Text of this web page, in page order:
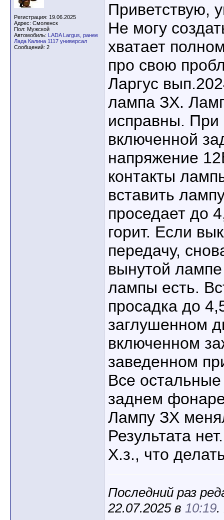
Регистрация: 19.06.2025
Адрес: Смоленск
Пол: Мужской
Автомобиль: LADA Largus, ранее
Лада Калина 1117 универсал
Сообщений: 2
Приветствую,
Не могу
хватает
про свою
Ларгус
лампа ЗХ.
исправны.
включенной
напряжение
контакты
вставить
проседает до
горит. Если
передачу,
вынутой
лампы есть.
просадка до
заглушенном
включенном
заведенном
Все
заднем
Лампу ЗХ
Результата нет.
Х.з., что
Последний раз
22.07.2025 в 10:19.